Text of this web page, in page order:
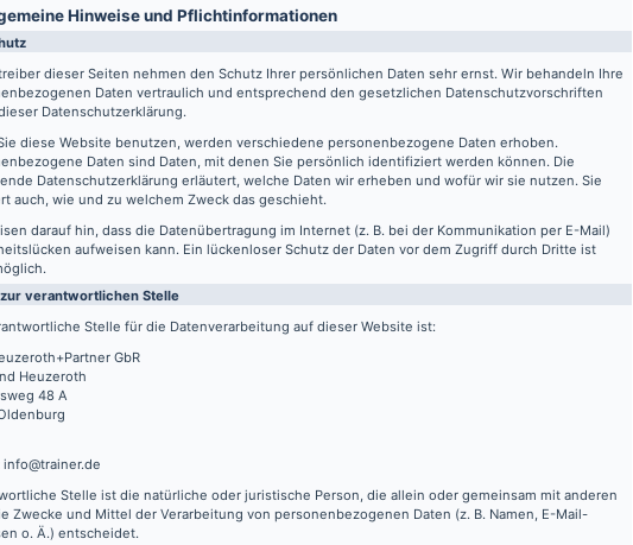
Hinweise und Pflicht­informationen
dieser Seiten nehmen den Schutz Ihrer persönlichen Daten sehr ernst. Wir behandeln Ihre
Daten vertraulich und entsprechend den gesetzlichen Datenschutzvorschriften
Datenschutzerklärung.
diese Website benutzen, werden verschiedene personenbezogene Daten erhoben.
Daten sind Daten, mit denen Sie persönlich identifiziert werden können. Die
Datenschutzerklärung erläutert, welche Daten wir erheben und wofür wir sie nutzen. Sie
auch, wie und zu welchem Zweck das geschieht.
darauf hin, dass die Datenübertragung im Internet (z. B. bei der Kommunikation per E-Mail)
aufweisen kann. Ein lückenloser Schutz der Daten vor dem Zugriff durch Dritte ist
verantwortlichen Stelle
Stelle für die Datenverarbeitung auf dieser Website ist:
GbR
Heuzeroth
48 A
info@trainer.de
Stelle ist die natürliche oder juristische Person, die allein oder gemeinsam mit anderen
Zwecke und Mittel der Verarbeitung von personenbezogenen Daten (z. B. Namen, E-Mail-
o. Ä.) entscheidet.